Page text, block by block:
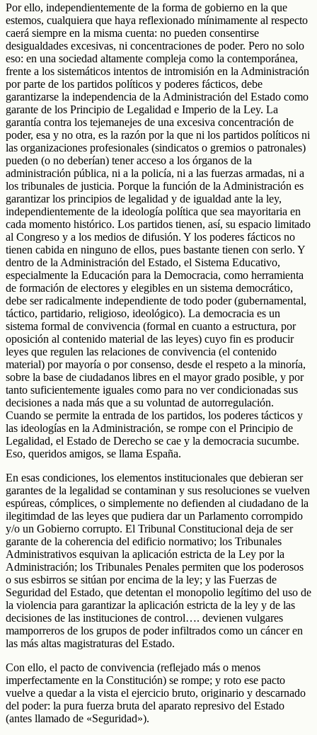
Por ello, independientemente de la forma de gobierno en la que
estemos, cualquiera que haya reflexionado mínimamente al respecto
caerá siempre en la misma cuenta: no pueden consentirse
desigualdades excesivas, ni concentraciones de poder. Pero no solo
eso: en una sociedad altamente compleja como la contemporánea,
frente a los sistemáticos intentos de intromisión en la Administración
por parte de los partidos políticos y poderes fácticos, debe
garantizarse la independencia de la Administración del Estado como
garante de los Principio de Legalidad e Imperio de la Ley. La
garantía contra los tejemanejes de una excesiva concentración de
poder, esa y no otra, es la razón por la que ni los partidos políticos ni
las organizaciones profesionales (sindicatos o gremios o patronales)
pueden (o no deberían) tener acceso a los órganos de la
administración pública, ni a la policía, ni a las fuerzas armadas, ni a
los tribunales de justicia. Porque la función de la Administración es
garantizar los principios de legalidad y de igualdad ante la ley,
independientemente de la ideología política que sea mayoritaria en
cada momento histórico. Los partidos tienen, así, su espacio limitado
al Congreso y a los medios de difusión. Y los poderes fácticos no
tienen cabida en ninguno de ellos, pues bastante tienen con serlo. Y
dentro de la Administración del Estado, el Sistema Educativo,
especialmente la Educación para la Democracia, como herramienta
de formación de electores y elegibles en un sistema democrático,
debe ser radicalmente independiente de todo poder (gubernamental,
táctico, partidario, religioso, ideológico). La democracia es un
sistema formal de convivencia (formal en cuanto a estructura, por
oposición al contenido material de las leyes) cuyo fin es producir
leyes que regulen las relaciones de convivencia (el contenido
material) por mayoría o por consenso, desde el respeto a la minoría,
sobre la base de ciudadanos libres en el mayor grado posible, y por
tanto suficientemente iguales como para no ver condicionadas sus
decisiones a nada más que a su voluntad de autorregulación.
Cuando se permite la entrada de los partidos, los poderes tácticos y
las ideologías en la Administración, se rompe con el Principio de
Legalidad, el Estado de Derecho se cae y la democracia sucumbe.
Eso, queridos amigos, se llama España.
En esas condiciones, los elementos institucionales que debieran ser
garantes de la legalidad se contaminan y sus resoluciones se vuelven
espúreas, cómplices, o simplemente no defienden al ciudadano de la
ilegitimdad de las leyes que pudiera dar un Parlamento corrompido
y/o un Gobierno corrupto. El Tribunal Constitucional deja de ser
garante de la coherencia del edificio normativo; los Tribunales
Administrativos esquivan la aplicación estricta de la Ley por la
Administración; los Tribunales Penales permiten que los poderosos
o sus esbirros se sitúan por encima de la ley; y las Fuerzas de
Seguridad del Estado, que detentan el monopolio legítimo del uso de
la violencia para garantizar la aplicación estricta de la ley y de las
decisiones de las instituciones de control…. devienen vulgares
mamporreros de los grupos de poder infiltrados como un cáncer en
las más altas magistraturas del Estado.
Con ello, el pacto de convivencia (reflejado más o menos
imperfectamente en la Constitución) se rompe; y roto ese pacto
vuelve a quedar a la vista el ejercicio bruto, originario y descarnado
del poder: la pura fuerza bruta del aparato represivo del Estado
(antes llamado de «Seguridad»).